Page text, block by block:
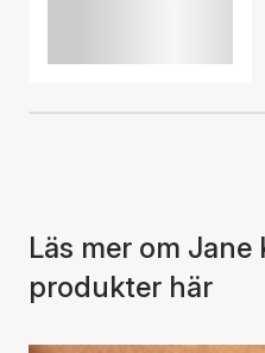
Läs mer om Jane
produkter här